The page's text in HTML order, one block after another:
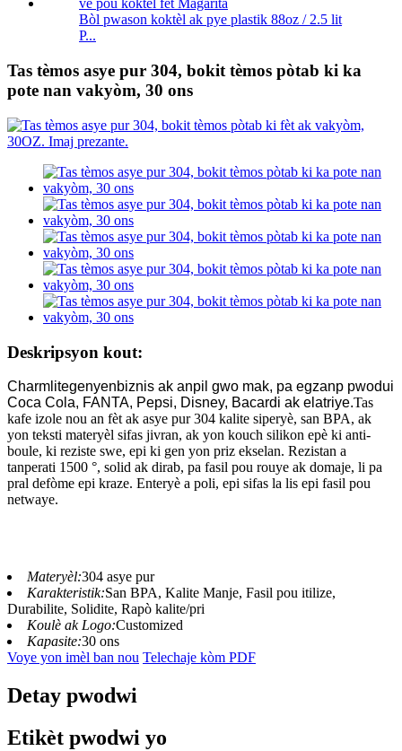
Bòl pwason koktèl ak pye plastik 88oz / 2.5 lit
P...
Tas tèmos asye pur 304, bokit tèmos pòtab ki ka
pote nan vakyòm, 30 ons
Deskripsyon kout:
Charmlitegenyenbiznis ak anpil gwo mak, pa egzanp pwodui
Coca Cola, FANTA, Pepsi, Disney, Bacardi ak elatriye.Tas
kafe izole nou an fèt ak asye pur 304 kalite siperyè, san BPA, ak
yon teksti materyèl sifas jivran, ak yon kouch silikon epè ki anti-
boule, ki reziste swe, epi ki gen yon priz ekselan. Rezistan a
tanperati 1500 °, solid ak dirab, pa fasil pou rouye ak domaje, li pa
pral defòme epi kraze. Enteryè a poli, epi sifas la lis epi fasil pou
netwaye.
Materyèl:304 asye pur
Karakteristik:San BPA, Kalite Manje, Fasil pou itilize,
Durabilite, Solidite, Rapò kalite/pri
Koulè ak Logo:Customized
Kapasite:30 ons
Voye yon imèl ban nou Telechaje kòm PDF
Detay pwodwi
Etikèt pwodwi yo